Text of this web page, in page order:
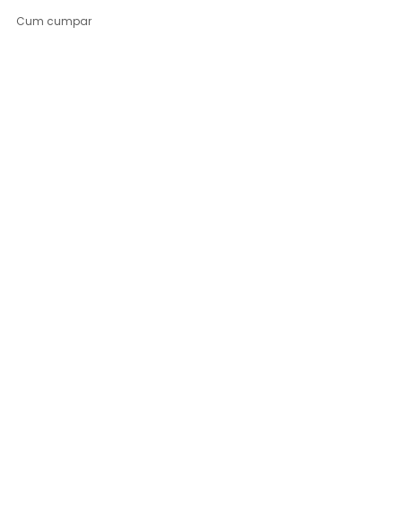
Cum cumpar